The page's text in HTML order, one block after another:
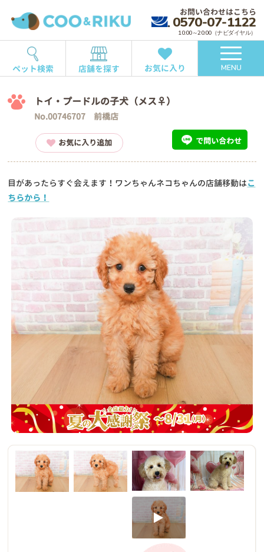
お問い合わせはこちら
0570-07-1122
10:00～20:00（ナビダイヤル）
ペット検索 店舗を探す お気に入り MENU
トイ・プードルの子犬（メス♀）
No.00746707 前橋店
お気に入り追加 で問い合わせ
目があったらすぐ会えます！ワンちゃんネコちゃんの店舗移動はこ
ちらから！